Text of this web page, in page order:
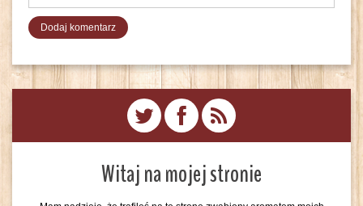
Witaj na mojej stronie